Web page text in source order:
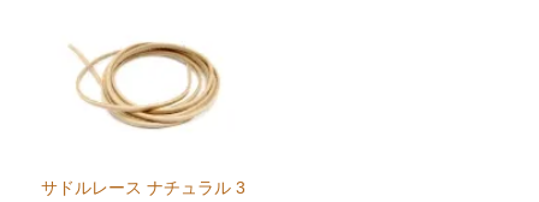
サドルレース ナチュラル 3